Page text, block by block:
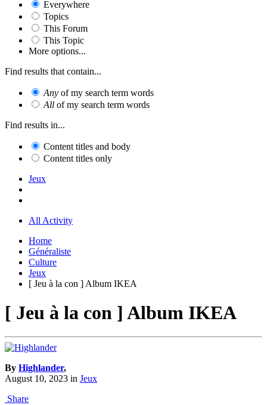
Everywhere
Topics
This Forum
This Topic
More options...
Find results that contain...
Any of my search term words
All of my search term words
Find results in...
Content titles and body
Content titles only
Jeux
All Activity
Home
Généraliste
Culture
Jeux
[ Jeu à la con ] Album IKEA
[ Jeu à la con ] Album IKEA
By Highlander,
August 10, 2023 in Jeux
Share